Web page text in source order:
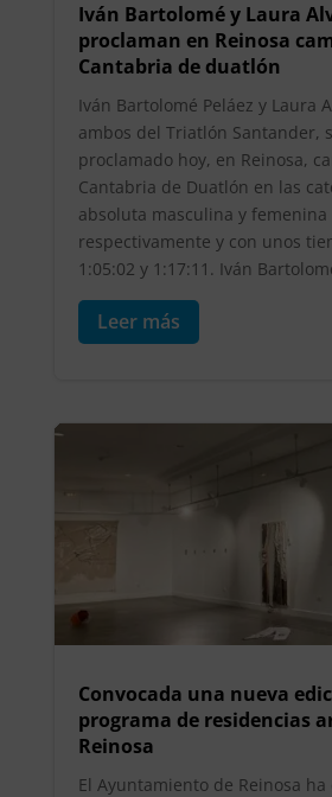
Iván Bartolomé y Laura
proclaman en Reinosa
Cantabria de duatlón
Iván Bartolomé Peláez y Laura
ambos del Triatlón Santander,
proclamado hoy, en Reinosa,
Cantabria de Duatlón en las
absoluta masculina y femenina
respectivamente y con unos
1:05:02 y 1:17:11. Iván
Leer más
Convocada una nueva
programa de residencias
Reinosa
El Ayuntamiento de Reinosa ha